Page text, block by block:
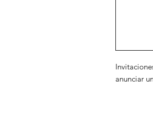
anunciar